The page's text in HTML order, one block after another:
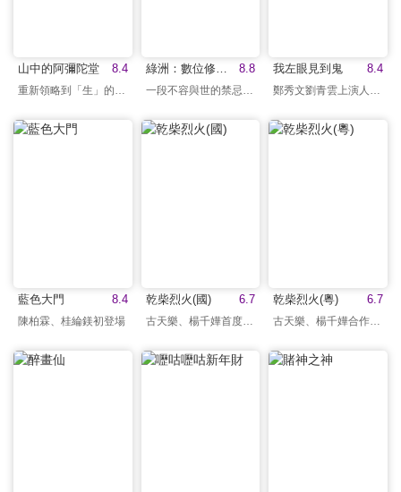
8.4
山中的阿彌陀堂
重新領略到「生」的價值
8.8
綠洲：數位修復版
一段不容與世的禁忌戀情
8.4
我左眼見到鬼
鄭秀文劉青雲上演人鬼戀
8.4
藍色大門
陳柏霖、桂綸鎂初登場
6.7
乾柴烈火(國)
古天樂、楊千嬅首度合作
6.7
乾柴烈火(粵)
古天樂、楊千嬅合作演出